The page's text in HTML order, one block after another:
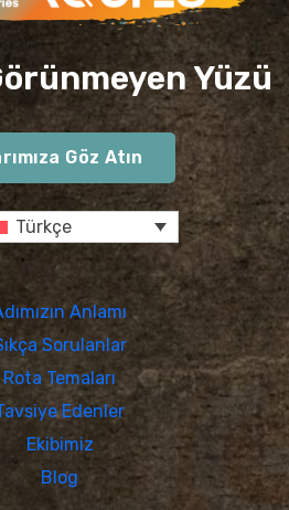
Yüzü
Göz Atın
Türkçe
Anlamı
Sorulanlar
Rota Temaları
Edenler
Ekibimiz
Blog